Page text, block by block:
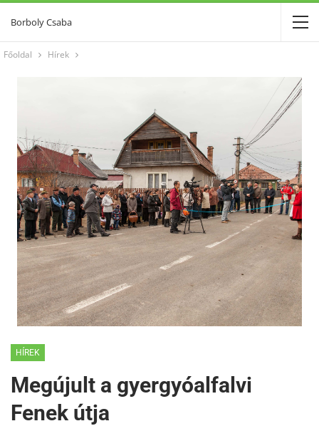
Borboly Csaba
Főoldal Hírek
HÍREK
Megújult a gyergyóalfalvi
Fenek útja